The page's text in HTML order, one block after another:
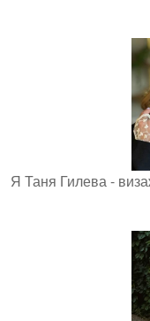
Я Таня Гилева -